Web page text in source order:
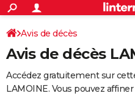
ACTUALITÉS
Politique
Société
Faits Divers
Education
Monde
Villes
+
SPORT
Coupe du monde 2026
Football
Tennis
Cyclisme
Rugby
Forum
Programme TV
TNTStreaming
Cinéma
Sorties cinéma
Musique
+
FINANCE
Avis de décès
Avis de décès
Accédez gratuitement sur
LAMOINE. Vous pouvez